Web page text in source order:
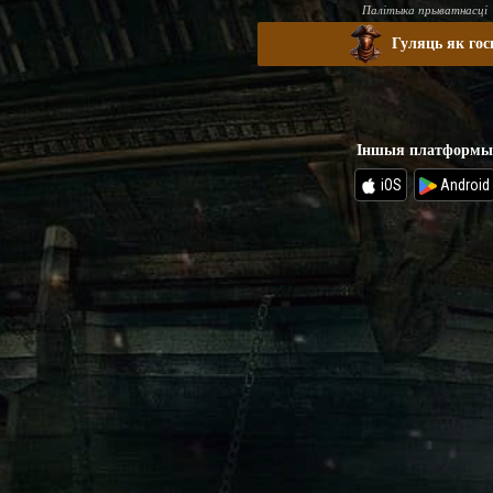
Палітыка прыватнасці
Гуляць як
Іншыя платформы
iOS Android